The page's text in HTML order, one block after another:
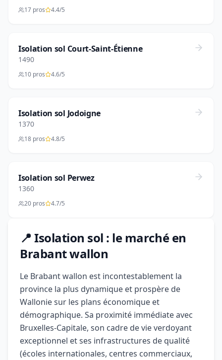
17 pros 4.4/5
Isolation sol Court-Saint-Étienne
1490
10 pros 4.6/5
Isolation sol Jodoigne
1370
18 pros 4.8/5
Isolation sol Perwez
1360
20 pros 4.7/5
📍 Isolation sol : le marché en
Brabant wallon
Le Brabant wallon est incontestablement la
province la plus dynamique et prospère de
Wallonie sur les plans économique et
démographique. Sa proximité immédiate avec
Bruxelles-Capitale, son cadre de vie verdoyant
exceptionnel et ses infrastructures de qualité
(écoles internationales, centres commerciaux,